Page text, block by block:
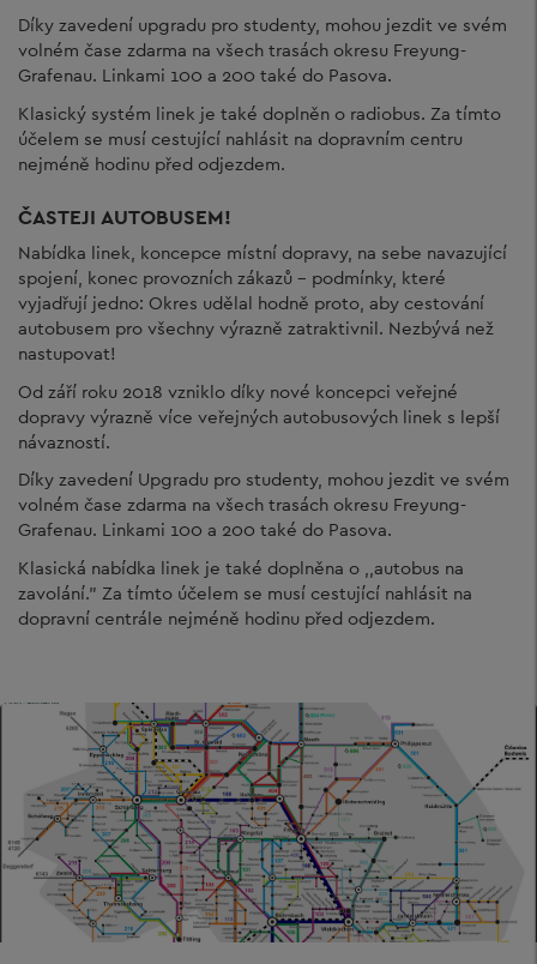
Díky zavedení upgradu pro studenty, mohou jezdit ve svém
volném čase zdarma na všech trasách okresu Freyung-
Grafenau. Linkami 100 a 200 také do Pasova.
Klasický systém linek je také doplněn o radiobus. Za tímto
účelem se musí cestující nahlásit na dopravním centru
nejméně hodinu před odjezdem.
ČASTEJI AUTOBUSEM!
Nabídka linek, koncepce místní dopravy, na sebe navazující
spojení, konec provozních zákazů - podmínky, které
vyjadřují jedno: Okres udělal hodně proto, aby cestování
autobusem pro všechny výrazně zatraktivnil. Nezbývá než
nastupovat!
Od září roku 2018 vzniklo díky nové koncepci veřejné
dopravy výrazně více veřejných autobusových linek s lepší
návazností.
Díky zavedení Upgradu pro studenty, mohou jezdit ve svém
volném čase zdarma na všech trasách okresu Freyung-
Grafenau. Linkami 100 a 200 také do Pasova.
Klasická nabídka linek je také doplněna o ,,autobus na
zavolání.” Za tímto účelem se musí cestující nahlásit na
dopravní centrále nejméně hodinu před odjezdem.